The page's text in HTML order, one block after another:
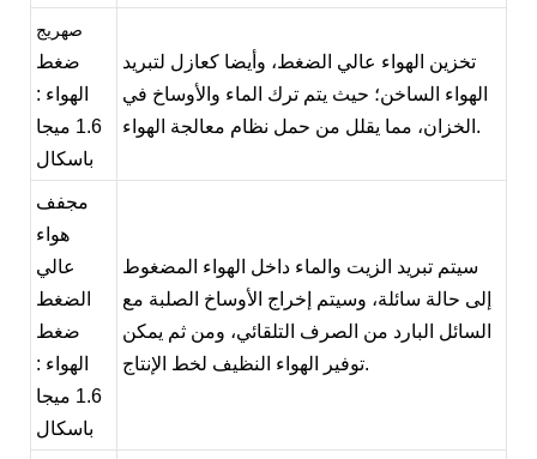
صهريج
ضغط
الهواء :
1.6 ميجا
باسكال
تخزين الهواء عالي الضغط، وأيضا كعازل لتبريد
الهواء الساخن؛ حيث يتم ترك الماء والأوساخ في
الخزان، مما يقلل من حمل نظام معالجة الهواء.
مجفف
هواء
عالي
الضغط
ضغط
الهواء :
1.6 ميجا
باسكال
سيتم تبريد الزيت والماء داخل الهواء المضغوط
إلى حالة سائلة، وسيتم إخراج الأوساخ الصلبة مع
السائل البارد من الصرف التلقائي، ومن ثم يمكن
توفير الهواء النظيف لخط الإنتاج.